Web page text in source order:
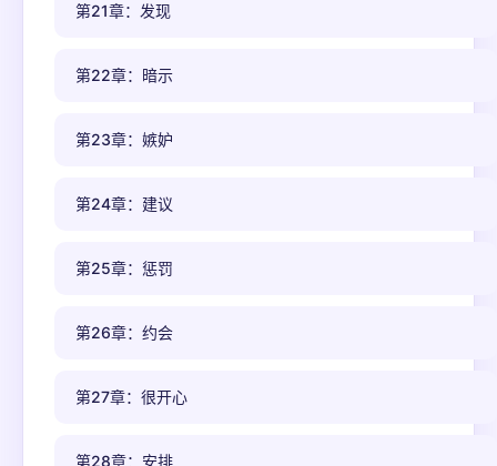
第21章：发现
第22章：暗示
第23章：嫉妒
第24章：建议
第25章：惩罚
第26章：约会
第27章：很开心
第28章：安排